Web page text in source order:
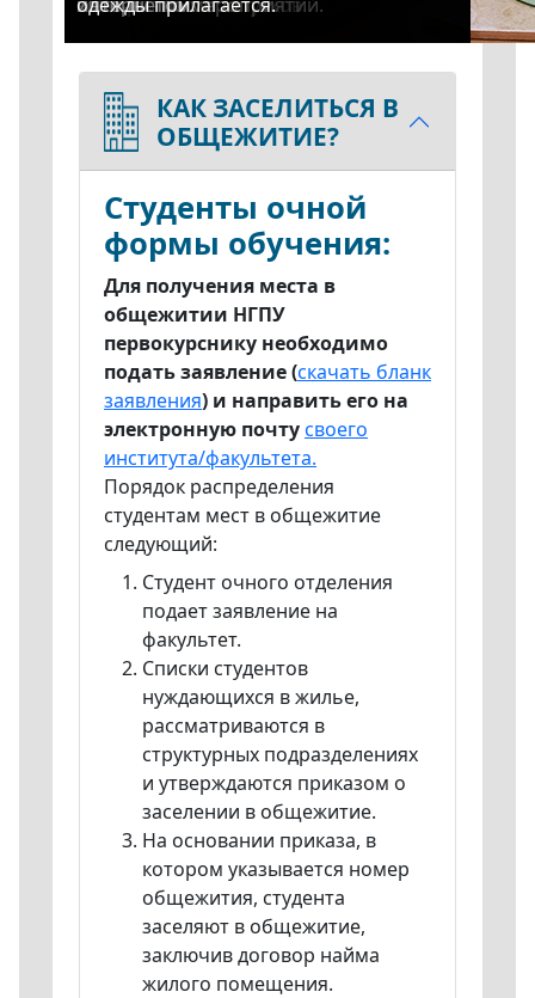
КАК ЗАСЕЛИТЬСЯ В
ОБЩЕЖИТИЕ?
Студенты очной
формы обучения:
Для получения места в
общежитии НГПУ
первокурснику необходимо
подать заявление (скачать бланк
заявления) и направить его на
электронную почтусвоего
института/факультета.
Порядок распределения
студентам мест в общежитие
следующий:
Студент очного отделения
подает заявление на
факультет.
Списки студентов
нуждающихся в жилье,
рассматриваются в
структурных подразделениях
и утверждаются приказом о
заселении в общежитие.
На основании приказа, в
котором указывается номер
общежития, студента
заселяют в общежитие,
заключив договор найма
жилого помещения.